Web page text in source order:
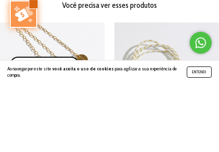
Ao navegar por este site você aceita o uso de cookies para agilizar a sua experiência de
compra.
ENTENDI
Você precisa ver esses produtos